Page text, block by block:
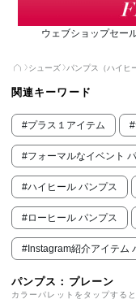
ウェブショップセー
シューズ パンプス（ハイヒ
関連キーワード
#プラス１アイテム
#フォーマルなイベント
#ハイヒール パンプス
#ローヒール パンプス
#Instagram紹介アイテム
パンプス：プレーン
カラーパレットをタップする